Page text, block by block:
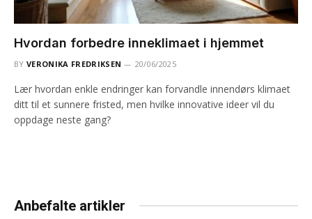
Hvordan forbedre inneklimaet i hjemmet
BY VERONIKA FREDRIKSEN 20/06/2025
Lær hvordan enkle endringer kan forvandle innendørs klimaet
ditt til et sunnere fristed, men hvilke innovative ideer vil du
oppdage neste gang?
Anbefalte artikler